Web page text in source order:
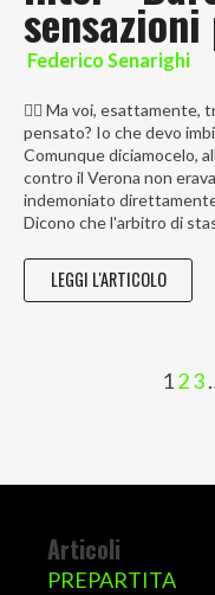
Federico Senarighi
😵‍💫 Ma voi,
pensato? Io che devo
Comunque diciamocelo,
contro il Verona non
indemoniato direttamente
Dicono che l'arbitro di
LEGGI L'ARTICOLO
1 2 3
Articoli
PREPARTITA